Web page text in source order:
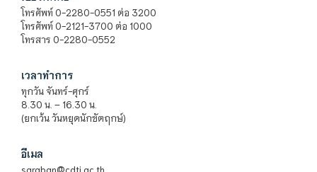
โทรศัพท์ 0-2280-0551 ต่อ 3200
โทรศัพท์ 0-2121-3700 ต่อ 1000
โทรสาร 0-2280-0552
เวลาทำการ
ทุกวัน จันทร์-ศุกร์
8.30 น. – 16.30 น.
(ยกเว้น วันหยุดนักขัตฤกษ์)
อีเมล